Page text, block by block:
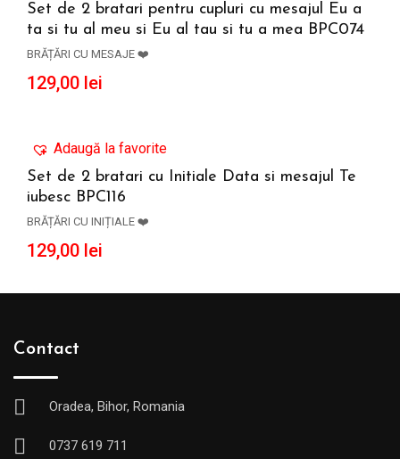
Set de 2 bratari pentru cupluri cu mesajul Eu a
ta si tu al meu si Eu al tau si tu a mea BPC074
BRĂȚĂRI CU MESAJE ❤️
129,00 lei
Adaugă la favorite
Set de 2 bratari cu Initiale Data si mesajul Te
iubesc BPC116
BRĂȚĂRI CU INIȚIALE ❤️
129,00 lei
Contact
Oradea, Bihor, Romania
0737 619 711